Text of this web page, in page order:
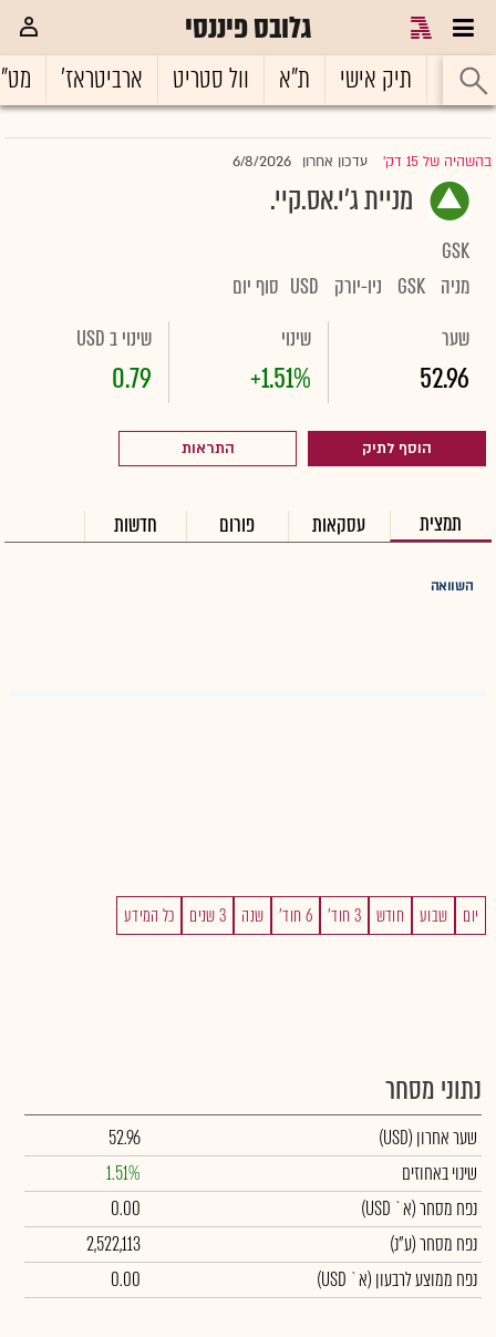
גלובס פיננסי
ראשי תיק אישי ת"א וול סטריט ארביטראז'
בהשהיה של 15 דק' |עדכון אחרון 6/8/2026
מניית ג'י.אס.קיי.
GSK
מניה GSK ניו-יורק USD סוף יום
שער
52.96
שינוי
+1.51%
שינוי ב USD
0.79
הוסף לתיק התראות
תמצית עסקאות פורום חדשות
השוואה
יום שבוע חודש 3 חוד' 6 חוד' שנה 3 שנים כל המידע
נתוני מסחר
שער אחרון (USD)
52.96
שינוי באחוזים
1.51%
נפח מסחר(א` USD)
0.00
נפח מסחר(ע"נ)
2,522,113
נפח ממוצע לרבעון (א` USD)
0.00